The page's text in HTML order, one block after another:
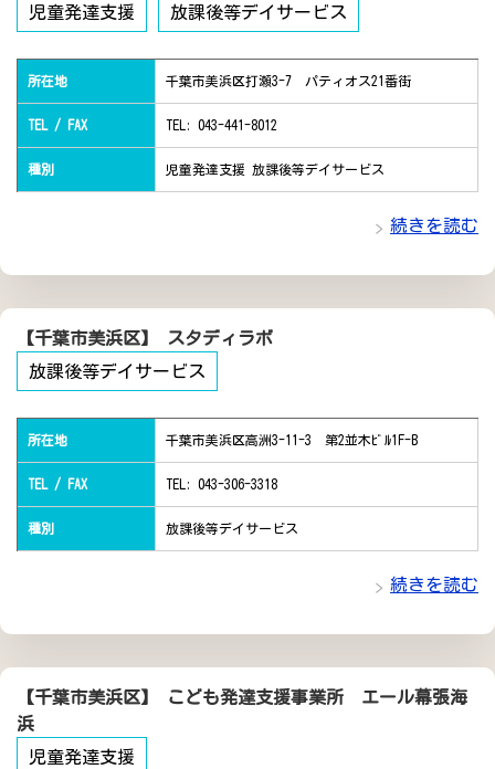
児童発達支援 放課後等デイサービス
所在地 千葉市美浜区打瀬3-7 パティオス21番街
TEL / FAX TEL: 043-441-8012
種別 児童発達支援 放課後等デイサービス
続きを読む
【千葉市美浜区】 スタディラボ
放課後等デイサービス
所在地 千葉市美浜区高洲3-11-3 第2並木ﾋﾞﾙ1F-B
TEL / FAX TEL: 043-306-3318
種別 放課後等デイサービス
続きを読む
【千葉市美浜区】 こども発達支援事業所 エール幕張海
浜
児童発達支援